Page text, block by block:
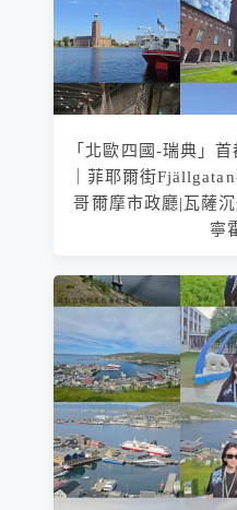
「北歐四國-瑞典」
｜菲耶爾街
哥爾摩市政廳|瓦薩
寧